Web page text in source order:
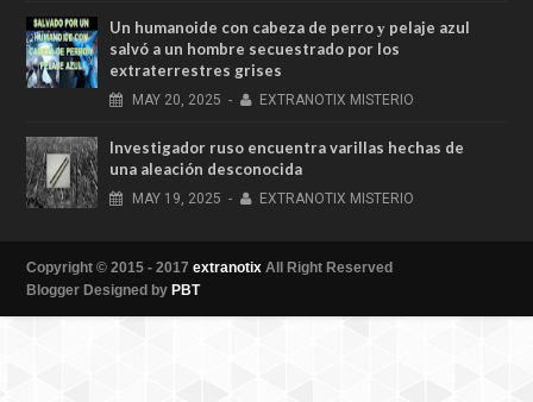
Un humanoide con cabeza de perro у pelaje azul
salvó a un hombre secuestrado por los
extraterrestres grises
MAY 20, 2025 - EXTRANOTIX MISTERIO
Investigador ruso encuentra varillas hechas de
una aleación desconocida
MAY 19, 2025 - EXTRANOTIX MISTERIO
Copyright © 2015 - 2017 extranotix All Right Reserved
Blogger Designed by PBT